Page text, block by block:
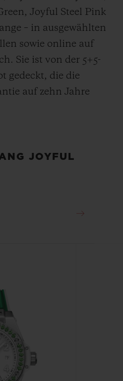
Joyful Steel Pink
– in ausgewählten
sowie online auf
Sie ist von der 5+5-
gedeckt, die die
auf zehn Jahre
JOYFUL